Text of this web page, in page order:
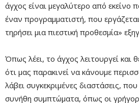
άγχος είναι μεγαλύτερο από εκείνο
έναν προγραμματιστή, που
τηρήσει μια πιεστική προθεσμία»
Όπως λέει, το άγχος λειτουργεί και
ότι μας παρακινεί να κάνουμε
λάβει συγκεκριμένες διαστάσεις,
συνήθη συμπτώματα, όπως οι